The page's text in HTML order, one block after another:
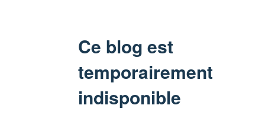
Ce blog est
temporairement
indisponible